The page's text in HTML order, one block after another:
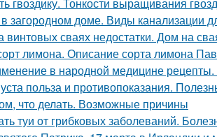
загородном доме. Виды канализации
винтовых сваях недостатки. Дом на
лимона. Описание сорта лимона
в народной медицине рецепты.
польза и противопоказания.
что делать. Возможные причины
туи от грибковых заболеваний.